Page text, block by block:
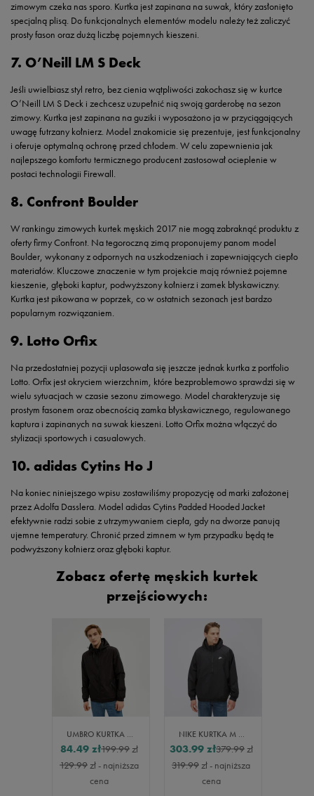
zimowym czeka nas sporo. Kurtka jest zapinana na suwak, który zasłonięto
specjalną plisą. Do funkcjonalnych elementów modelu należy też zaliczyć
prosty fason oraz dużą liczbę pojemnych kieszeni.
7. O’Neill LM S Deck
Jeśli uwielbiasz styl retro, bez cienia wątpliwości zakochasz się w kurtce
O’Neill LM S Deck i zechcesz uzupełnić nią swoją garderobę na sezon
zimowy. Kurtka jest zapinana na guziki i wyposażono ja w przyciągających
uwagę futrzany kołnierz. Model znakomicie się prezentuje, jest funkcjonalny
i oferuje optymalną ochronę przed chłodem. W celu zapewnienia jak
najlepszego komfortu termicznego producent zastosował ocieplenie w
postaci technologii Firewall.
8. Confront Boulder
W rankingu zimowych kurtek męskich 2017 nie mogą zabraknąć produktu z
oferty firmy Confront. Na tegoroczną zimą proponujemy panom model
Boulder, wykonany z odpornych na uszkodzeniach i zapewniających ciepło
materiałów. Kluczowe znaczenie w tym projekcie mają również pojemne
kieszenie, głęboki kaptur, podwyższony kołnierz i zamek błyskawiczny.
Kurtka jest pikowana w poprzek, co w ostatnich sezonach jest bardzo
popularnym rozwiązaniem.
9. Lotto Orfix
Na przedostatniej pozycji uplasowała się jeszcze jednak kurtka z portfolio
Lotto. Orfix jest okryciem wierzchnim, które bezproblemowo sprawdzi się w
wielu sytuacjach w czasie sezonu zimowego. Model charakteryzuje się
prostym fasonem oraz obecnością zamka błyskawicznego, regulowanego
kaptura i zapinanych na suwak kieszeni. Lotto Orfix można włączyć do
stylizacji sportowych i casualowych.
10. adidas Cytins Ho J
Na koniec niniejszego wpisu zostawiliśmy propozycję od marki założonej
przez Adolfa Dasslera. Model adidas Cytins Padded Hooded Jacket
efektywnie radzi sobie z utrzymywaniem ciepła, gdy na dworze panują
ujemne temperatury. Chronić przed zimnem w tym przypadku będą te
podwyższony kołnierz oraz głęboki kaptur.
Zobacz ofertę męskich kurtek
przejściowych:
UMBRO KURTKA GINO
199.99zł
84.49 zł
129.99zł- najniższa
cena
NIKE KURTKA M NK WR ANORAK JKT
379.99zł
303.99 zł
319.99zł- najniższa
cena